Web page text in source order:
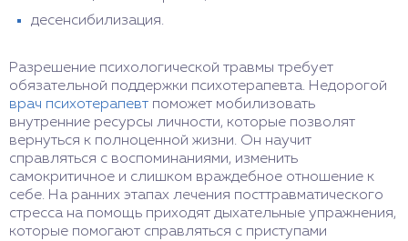
десенсибилизация.
Разрешение психологической травмы требует
обязательной поддержки психотерапевта. Недорогой
врач психотерапевт поможет мобилизовать
внутренние ресурсы личности, которые позволят
вернуться к полноценной жизни. Он научит
справляться с воспоминаниями, изменить
самокритичное и слишком враждебное отношение к
себе. На ранних этапах лечения посттравматического
стресса на помощь приходят дыхательные упражнения,
которые помогают справляться с приступами